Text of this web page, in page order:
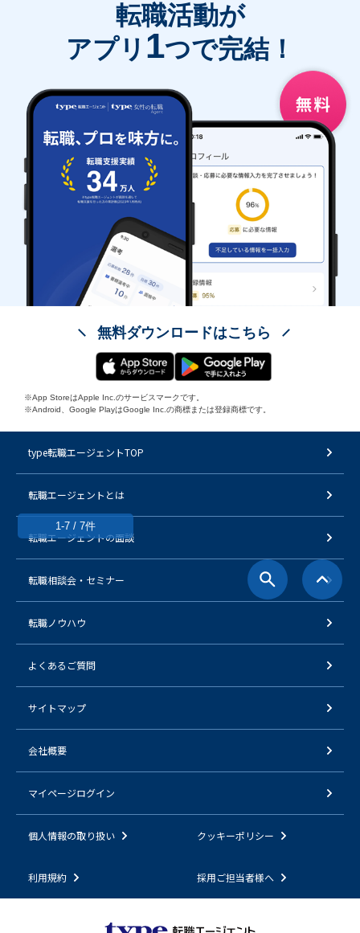
1-7 / 7件
転職活動が
アプリ 1つで完結！
無料ダウンロードはこちら
※App StoreはApple Inc.のサービスマークです。
※Android、Google PlayはGoogle Inc.の商標または登録商標です。
type転職エージェントTOP
転職エージェントとは
転職エージェントの面談
転職相談会・セミナー
転職ノウハウ
よくあるご質問
サイトマップ
会社概要
マイページログイン
個人情報の取り扱い クッキーポリシー
利用規約 採用ご担当者様へ